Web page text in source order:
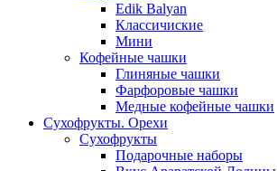
Edik Balyan
Классичиские
Мини
Кофейные чашки
Глиняные чашки
Фарфоровые чашки
Медные кофейные чашки
Сухофрукты. Орехи
Сухофрукты
Подарочные наборы